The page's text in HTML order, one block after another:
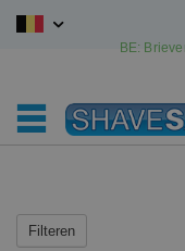
Ga
BE:
Filteren